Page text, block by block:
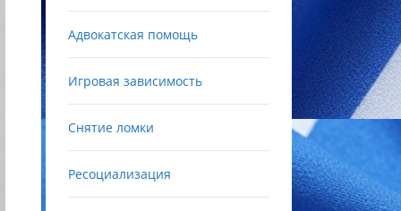
Адвокатская помощь
Игровая зависимость
Снятие ломки
Ресоциализация